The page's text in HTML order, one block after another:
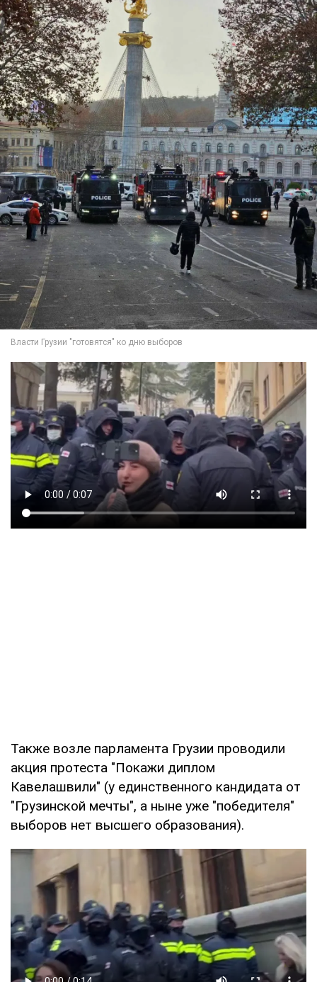
Также возле парламента Грузии проводили
акция протеста "Покажи диплом
Кавелашвили" (у единственного кандидата от
"Грузинской мечты", а ныне уже "победителя"
выборов нет высшего образования).